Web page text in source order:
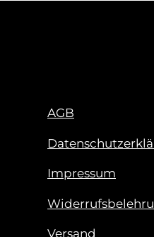
AGB
Impressum
Versand